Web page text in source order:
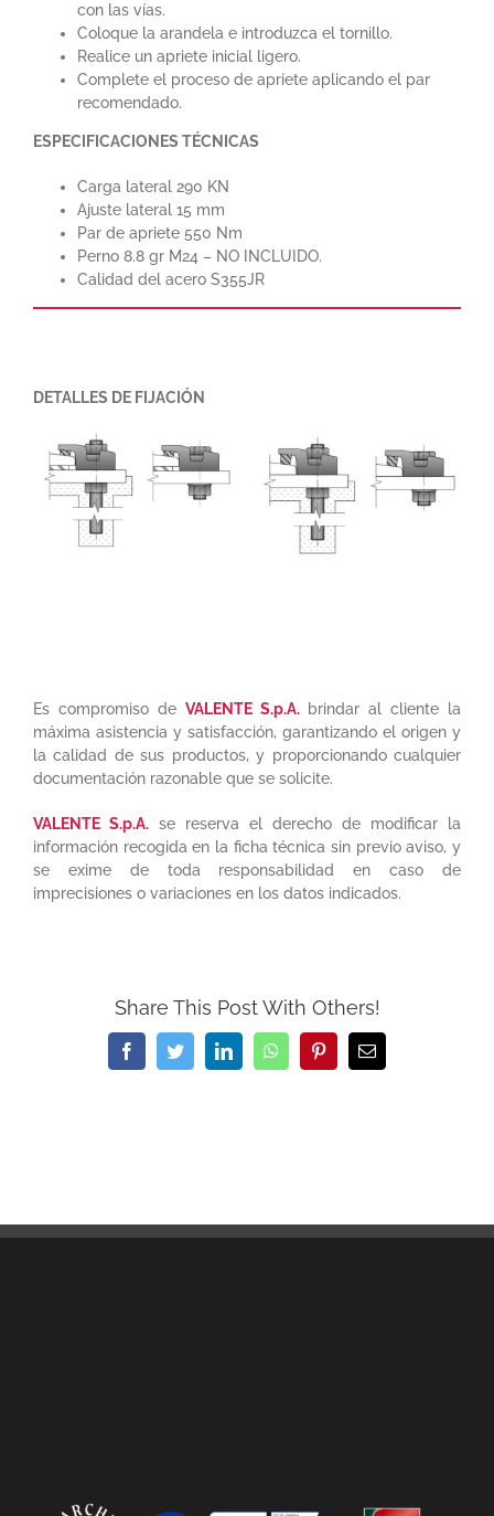
con las vías.
Coloque la arandela e introduzca el tornillo.
Realice un apriete inicial ligero.
Complete el proceso de apriete aplicando el par
recomendado.
ESPECIFICACIONES TÉCNICAS
Carga lateral 290 KN
Ajuste lateral 15 mm
Par de apriete 550 Nm
Perno 8.8 gr M24 – NO INCLUIDO.
Calidad del acero S355JR
DETALLES DE FIJACIÓN
Es compromiso de VALENTE S.p.A.brindar al cliente la
máxima asistencia y satisfacción, garantizando el origen y
la calidad de sus productos, y proporcionando cualquier
documentación razonable que se solicite.
VALENTE S.p.A. se reserva el derecho de modificar la
información recogida en la ficha técnica sin previo aviso, y
se exime de toda responsabilidad en caso de
imprecisiones o variaciones en los datos indicados.
Share This Post With Others!
FacebookTwitterLinkedInWhatsAppPinterestEmail